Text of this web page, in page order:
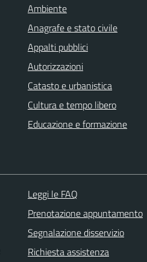
Ambiente
Anagrafe e stato civile
Appalti pubblici
Autorizzazioni
Catasto e urbanistica
Cultura e tempo libero
Educazione e formazione
Leggi le FAQ
Prenotazione appuntamento
Segnalazione disservizio
Richiesta assistenza